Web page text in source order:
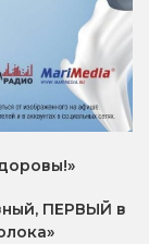
ПЕРВЫЙ в